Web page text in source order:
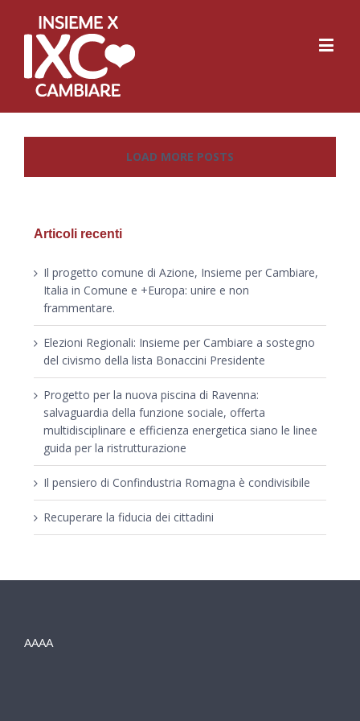
LOAD MORE POSTS
Articoli recenti
Il progetto comune di Azione, Insieme per Cambiare,
Italia in Comune e +Europa: unire e non
frammentare.
Elezioni Regionali: Insieme per Cambiare a sostegno
del civismo della lista Bonaccini Presidente
Progetto per la nuova piscina di Ravenna:
salvaguardia della funzione sociale, offerta
multidisciplinare e efficienza energetica siano le linee
guida per la ristrutturazione
Il pensiero di Confindustria Romagna è condivisibile
Recuperare la fiducia dei cittadini
AAAA